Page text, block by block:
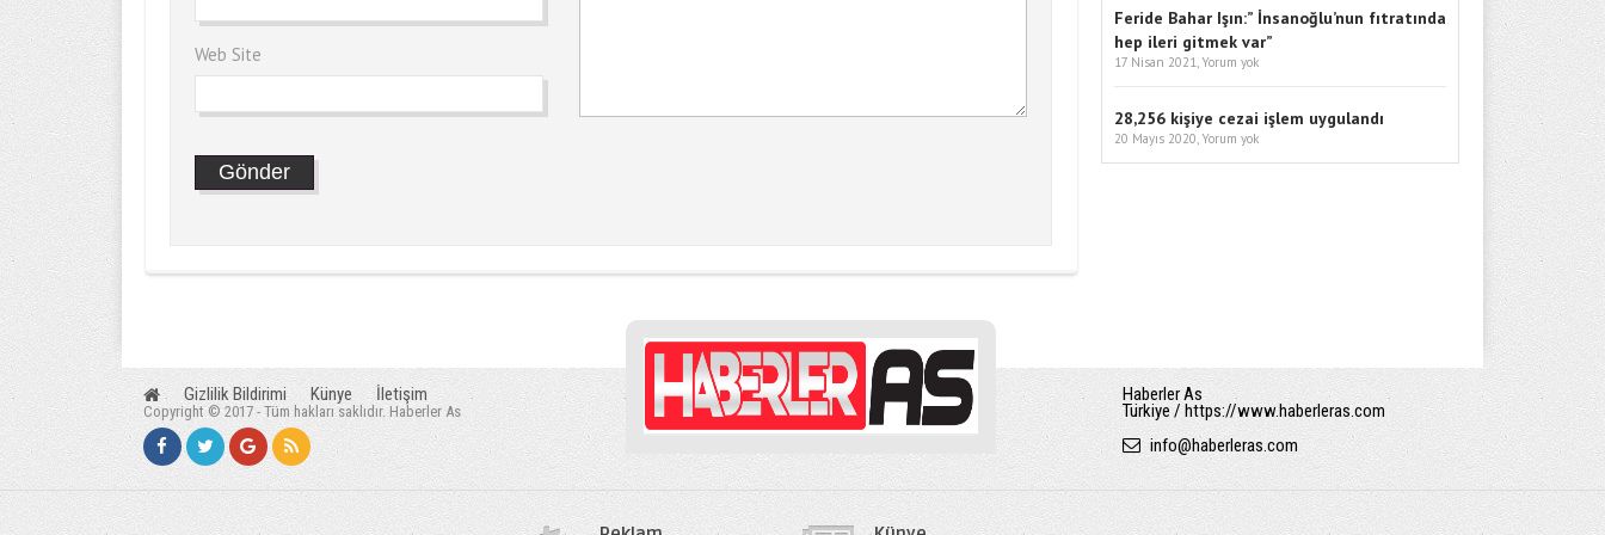
Web Site
Feride Bahar Işın:” İnsanoğlu’nun fıtratında
hep ileri gitmek var”
17 Nisan 2021, Yorum yok
28,256 kişiye cezai işlem uygulandı
20 Mayıs 2020, Yorum yok
Gizlilik Bildirimi Künye İletişim
Copyright © 2017 - Tüm hakları saklıdır. Haberler As
Haberler As
Türkiye / https://www.haberleras.com
info@haberleras.com